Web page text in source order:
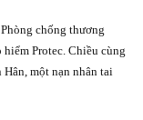
chống thương
Protec. Chiều cùng
Hân, một nạn nhân tai